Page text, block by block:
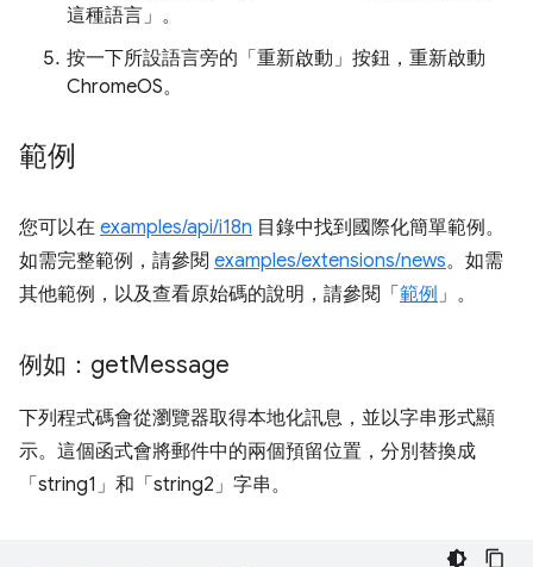
這種語言」 。
按一下所設語言旁的「重新啟動」 按鈕，重新啟動
ChromeOS。
範例
您可以在 examples/api/i18n 目錄中找到國際化簡單範例。
如需完整範例，請參閱 examples/extensions/news。如需
其他範例，以及查看原始碼的說明，請參閱「 範例 」。
例如：getMessage
下列程式碼會從瀏覽器取得本地化訊息，並以字串形式顯
示。這個函式會將郵件中的兩個預留位置，分別替換成
「string1」和「string2」字串。